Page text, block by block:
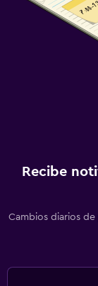
Perchero
Armario o clóset
Equipo infantil
Zona de trabajo
Escritorio
Recibe
Cambios diarios